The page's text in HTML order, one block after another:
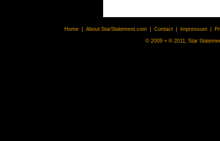
Home | About StarStatement.com | Contact | Impressum |
© 2009 + ® 2011, Star